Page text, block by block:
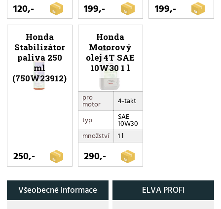
120,- 199,- 199,-
Honda
Stabilizátor
paliva 250
ml
(750W23912)
250,-
Honda
Motorový
olej 4T SAE
10W30 1 l
pro
motor
4-takt
typ
SAE
10W30
množství
1 l
290,-
Všeobecné informace ELVA PROFI